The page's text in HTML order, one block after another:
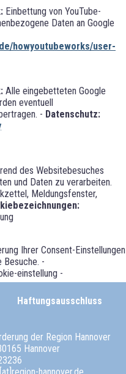
Einbettung von YouTube-
Daten an Google
howyoutubeworks/user-
Alle eingebetteten Google
eventuell
- Datenschutz:
des Websitebesuches
und Daten zu verarbeiten.
Meldungsfenster,
Ihrer Consent-Einstellungen
-
einstellung -
Haftungsausschluss
der Region Hannover
Hannover